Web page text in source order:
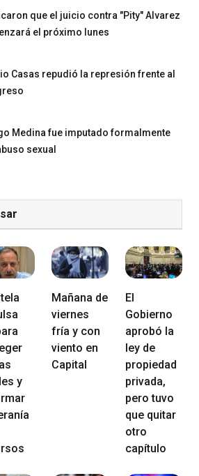
que el juicio contra "Pity" Alvarez
el próximo lunes
Casas repudió la represión frente al
Medina fue imputado formalmente
sexual
y
Mañana de
viernes
fría y con
viento en
Capital
El
Gobierno
aprobó la
ley de
propiedad
privada,
pero tuvo
que quitar
otro
capítulo